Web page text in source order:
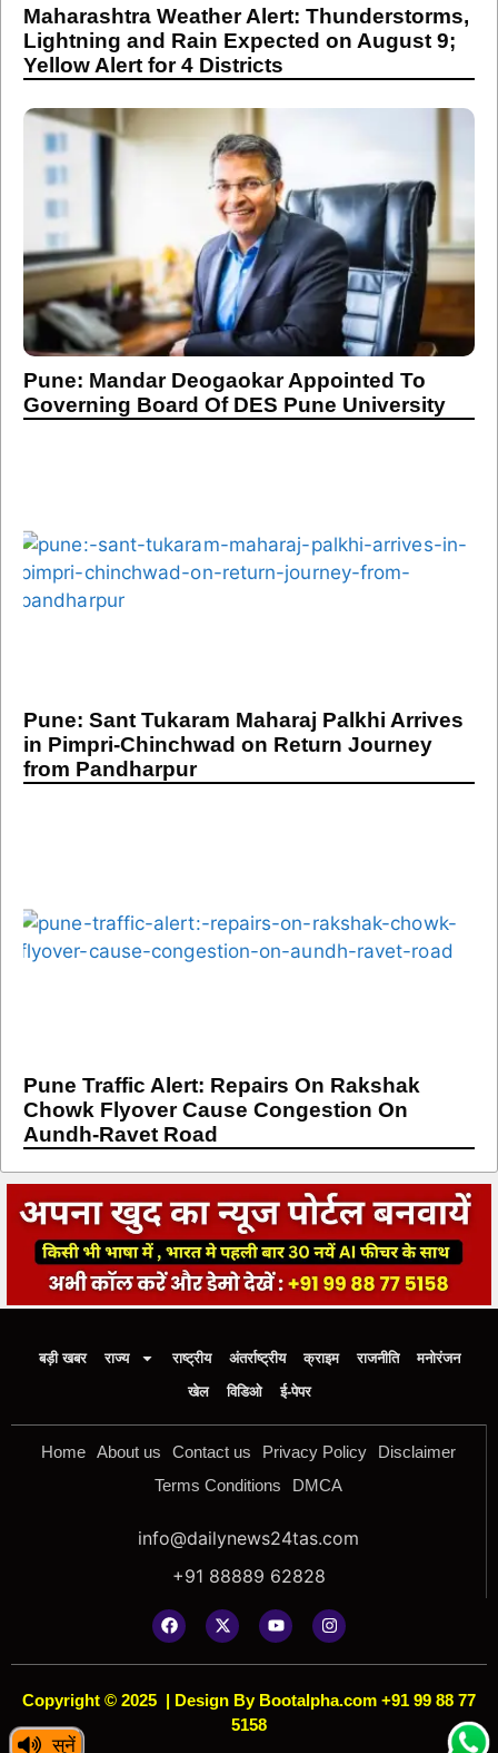
सुनें
Maharashtra Weather Alert: Thunderstorms,
Lightning and Rain Expected on August 9;
Yellow Alert for 4 Districts
Pune: Mandar Deogaokar Appointed To
Governing Board Of DES Pune University
Pune: Sant Tukaram Maharaj Palkhi Arrives
in Pimpri-Chinchwad on Return Journey
from Pandharpur
Pune Traffic Alert: Repairs On Rakshak
Chowk Flyover Cause Congestion On
Aundh-Ravet Road
बड़ी खबर राज्य राष्ट्रीय अंतर्राष्ट्रीय क्राइम राजनीति
मनोरंजन
खेल
विडिओ ई-पेपर
Home About us Contact us Privacy Policy
Disclaimer
Terms Conditions
DMCA
info@dailynews24tas.com
+91 88889 62828
Copyright © 2025 | Design By Bootalpha.com +91 99 88 77
5158